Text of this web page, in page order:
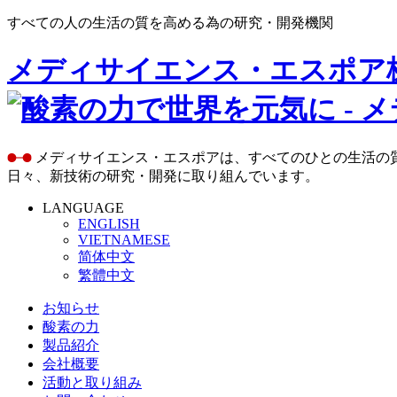
すべての人の生活の質を高める為の研究・開発機関
メディサイエンス・エスポア
メディサイエンス・エスポアは、すべてのひとの生活
日々、新技術の研究・開発に取り組んでいます。
LANGUAGE
ENGLISH
VIETNAMESE
简体中文
繁體中文
お知らせ
酸素の力
製品紹介
会社概要
活動と取り組み